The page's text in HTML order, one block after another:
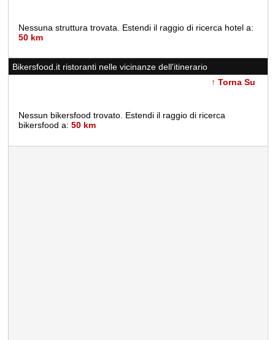
Nessuna struttura trovata. Estendi il raggio di ricerca hotel a:
50 km
Bikersfood.it ristoranti nelle vicinanze dell'itinerario
↑ Torna Su
Nessun bikersfood trovato. Estendi il raggio di ricerca
bikersfood a:50 km